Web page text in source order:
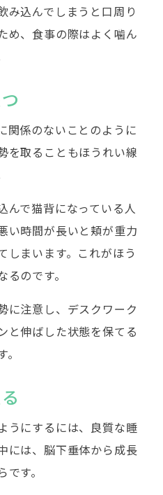
み込んでしまうと口周り
め、食事の際はよく噛ん
関係のないことのように
を取ることもほうれい線
んで猫背になっている人
い時間が長いと頬が重力
しまいます。これがほう
のです。
に注意し、デスクワーク
と伸ばした状態を保てる
うにするには、良質な睡
には、脳下垂体から成長
す。